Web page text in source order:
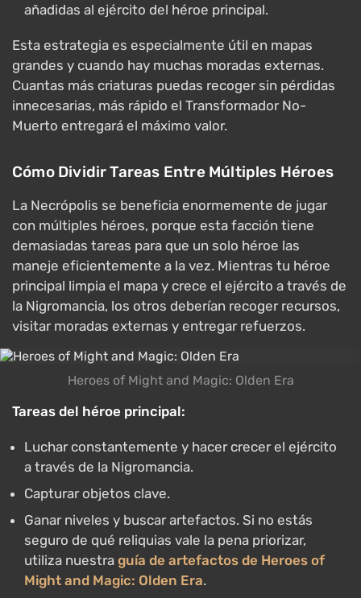
añadidas al ejército del héroe principal.
Esta estrategia es especialmente útil en mapas
grandes y cuando hay muchas moradas externas.
Cuantas más criaturas puedas recoger sin pérdidas
innecesarias, más rápido el Transformador No-
Muerto entregará el máximo valor.
Cómo Dividir Tareas Entre Múltiples Héroes
La Necrópolis se beneficia enormemente de jugar
con múltiples héroes, porque esta facción tiene
demasiadas tareas para que un solo héroe las
maneje eficientemente a la vez. Mientras tu héroe
principal limpia el mapa y crece el ejército a través de
la Nigromancia, los otros deberían recoger recursos,
visitar moradas externas y entregar refuerzos.
Heroes of Might and Magic: Olden Era
Tareas del héroe principal:
Luchar constantemente y hacer crecer el ejército
a través de la Nigromancia.
Capturar objetos clave.
Ganar niveles y buscar artefactos. Si no estás
seguro de qué reliquias vale la pena priorizar,
utiliza nuestra guía de artefactos de Heroes of
Might and Magic: Olden Era.